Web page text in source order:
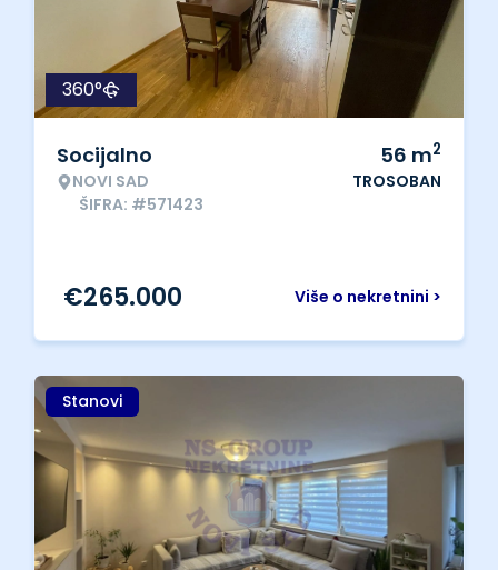
360°
Socijalno
NOVI SAD
ŠIFRA: #571423
56 m2
TROSOBAN
Više o nekretnini >
€265.000
Stanovi